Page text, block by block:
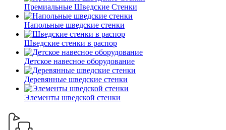
Премиальные Шведские Стенки
Напольные шведские стенки
Шведские стенки в распор
Детское навесное оборудование
Деревянные шведские стенки
Элементы шведской стенки